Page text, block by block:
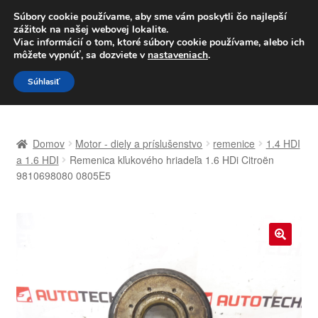
DOPRAVA od 6 EUR
Po–Pi 09:00–16:00 233 221 276
Preskočiť
na
navigáciu
Preskočiť
na
obsah
Celosvetová preprava
Môj účet
Domov Motor - diely a príslušenstvo remenice
1.4 HDI
a 1.6 HDI
Remenica kľukového hriadeľa 1.6 HDi Citroën
9810698080 0805E5
Súbory cookie používame, aby sme vám poskytli čo najlepší
zážitok na našej webovej lokalite.
Viac informácií o tom, ktoré súbory cookie používame, alebo ich
môžete vypnúť, sa dozviete v nastaveniach.
Súhlasiť